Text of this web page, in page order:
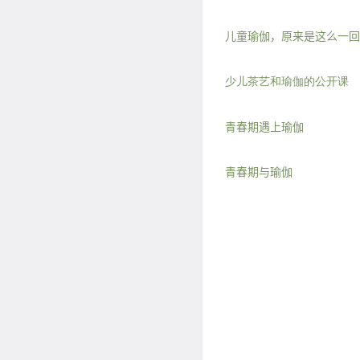
儿童瑜伽，原来是这么一
少儿茶艺和瑜伽的公开课
青春期遇上瑜伽
青春期与瑜伽